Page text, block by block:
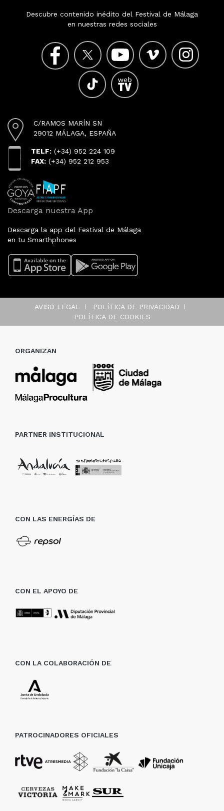
Descubre contenido inédito del Festival de Málaga
en nuestras redes sociales
C/RAMOS MARÍN SN
29012 MÁLAGA, ESPAÑA
TELF: (+34) 952 224 109
FAX: (+34) 952 212 953
Descarga nuestra App
Descarga la app del Festival de Málaga
en tu Smarthphones
AVISO LEGAL
POLÍTICA DE PRIVACIDAD
POLÍTICA DE COOKIES
ORGANIZAN
PARTNER INSTITUCIONAL
CON LAS ENERGÍAS DE
CON EL APOYO DE
CON LA COLABORACIÓN DE
PATROCINADORES OFICIALES